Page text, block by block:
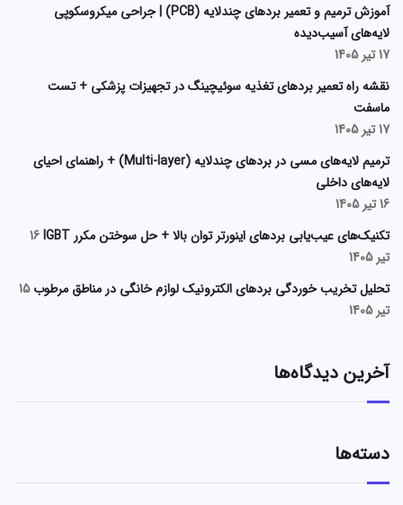
آموزش ترمیم و تعمیر بردهای چندلایه (PCB) | جراحی میکروسکوپی
لایه‌های آسیب‌دیده
17 تیر 1405
نقشه راه تعمیر بردهای تغذیه سوئیچینگ در تجهیزات پزشکی + تست
ماسفت
17 تیر 1405
ترمیم لایه‌های مسی در بردهای چندلایه (Multi-layer) + راهنمای احیای
لایه‌های داخلی
16 تیر 1405
تکنیک‌های عیب‌یابی بردهای اینورتر توان بالا + حل سوختن مکرر IGBT
16
تیر 1405
تحلیل تخریب خوردگی بردهای الکترونیک لوازم خانگی در مناطق مرطوب 15
تیر 1405
آخرین دیدگاه‌ها
دسته‌ها